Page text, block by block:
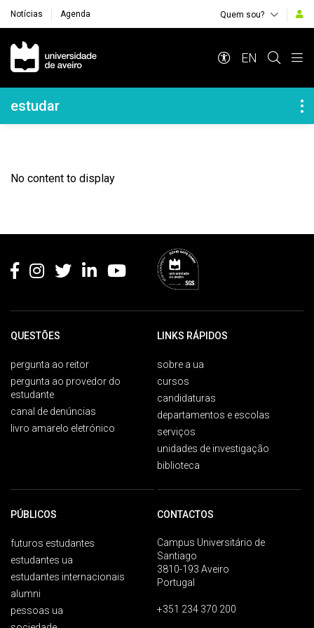
Notícias Agenda Quem sou?
Navegação Principal
EN
Navegação Lateral
estudar
No content to display
QUESTÕES
pergunta ao reitor
pergunta ao provedor do
estudante
canal de denúncias
livro amarelo eletrónico
LINKS RÁPIDOS
sobre a ua
cursos
candidaturas
departamentos e escolas
serviços
unidades de investigação
biblioteca
PÚBLICOS
futuros estudantes
estudantes ua
estudantes internacionais
alumni
pessoas ua
CONTACTOS
Campus Universitário de
Santiago
3810-193 Aveiro
Portugal
+351 234 370 200